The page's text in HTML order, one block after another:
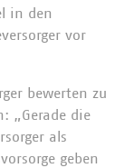
in den
vor
bewerten zu
„Gerade die
als
geben